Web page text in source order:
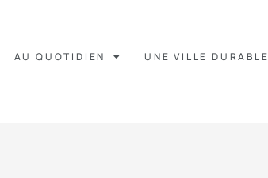
AU QUOTIDIEN UNE VILLE DURABLE